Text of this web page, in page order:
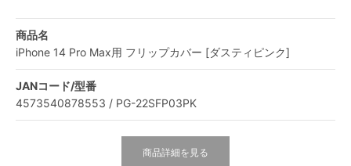
商品名
iPhone 14 Pro Max用 フリップカバー [ダスティピンク]
JANコード/型番
4573540878553 / PG-22SFP03PK
商品詳細を見る